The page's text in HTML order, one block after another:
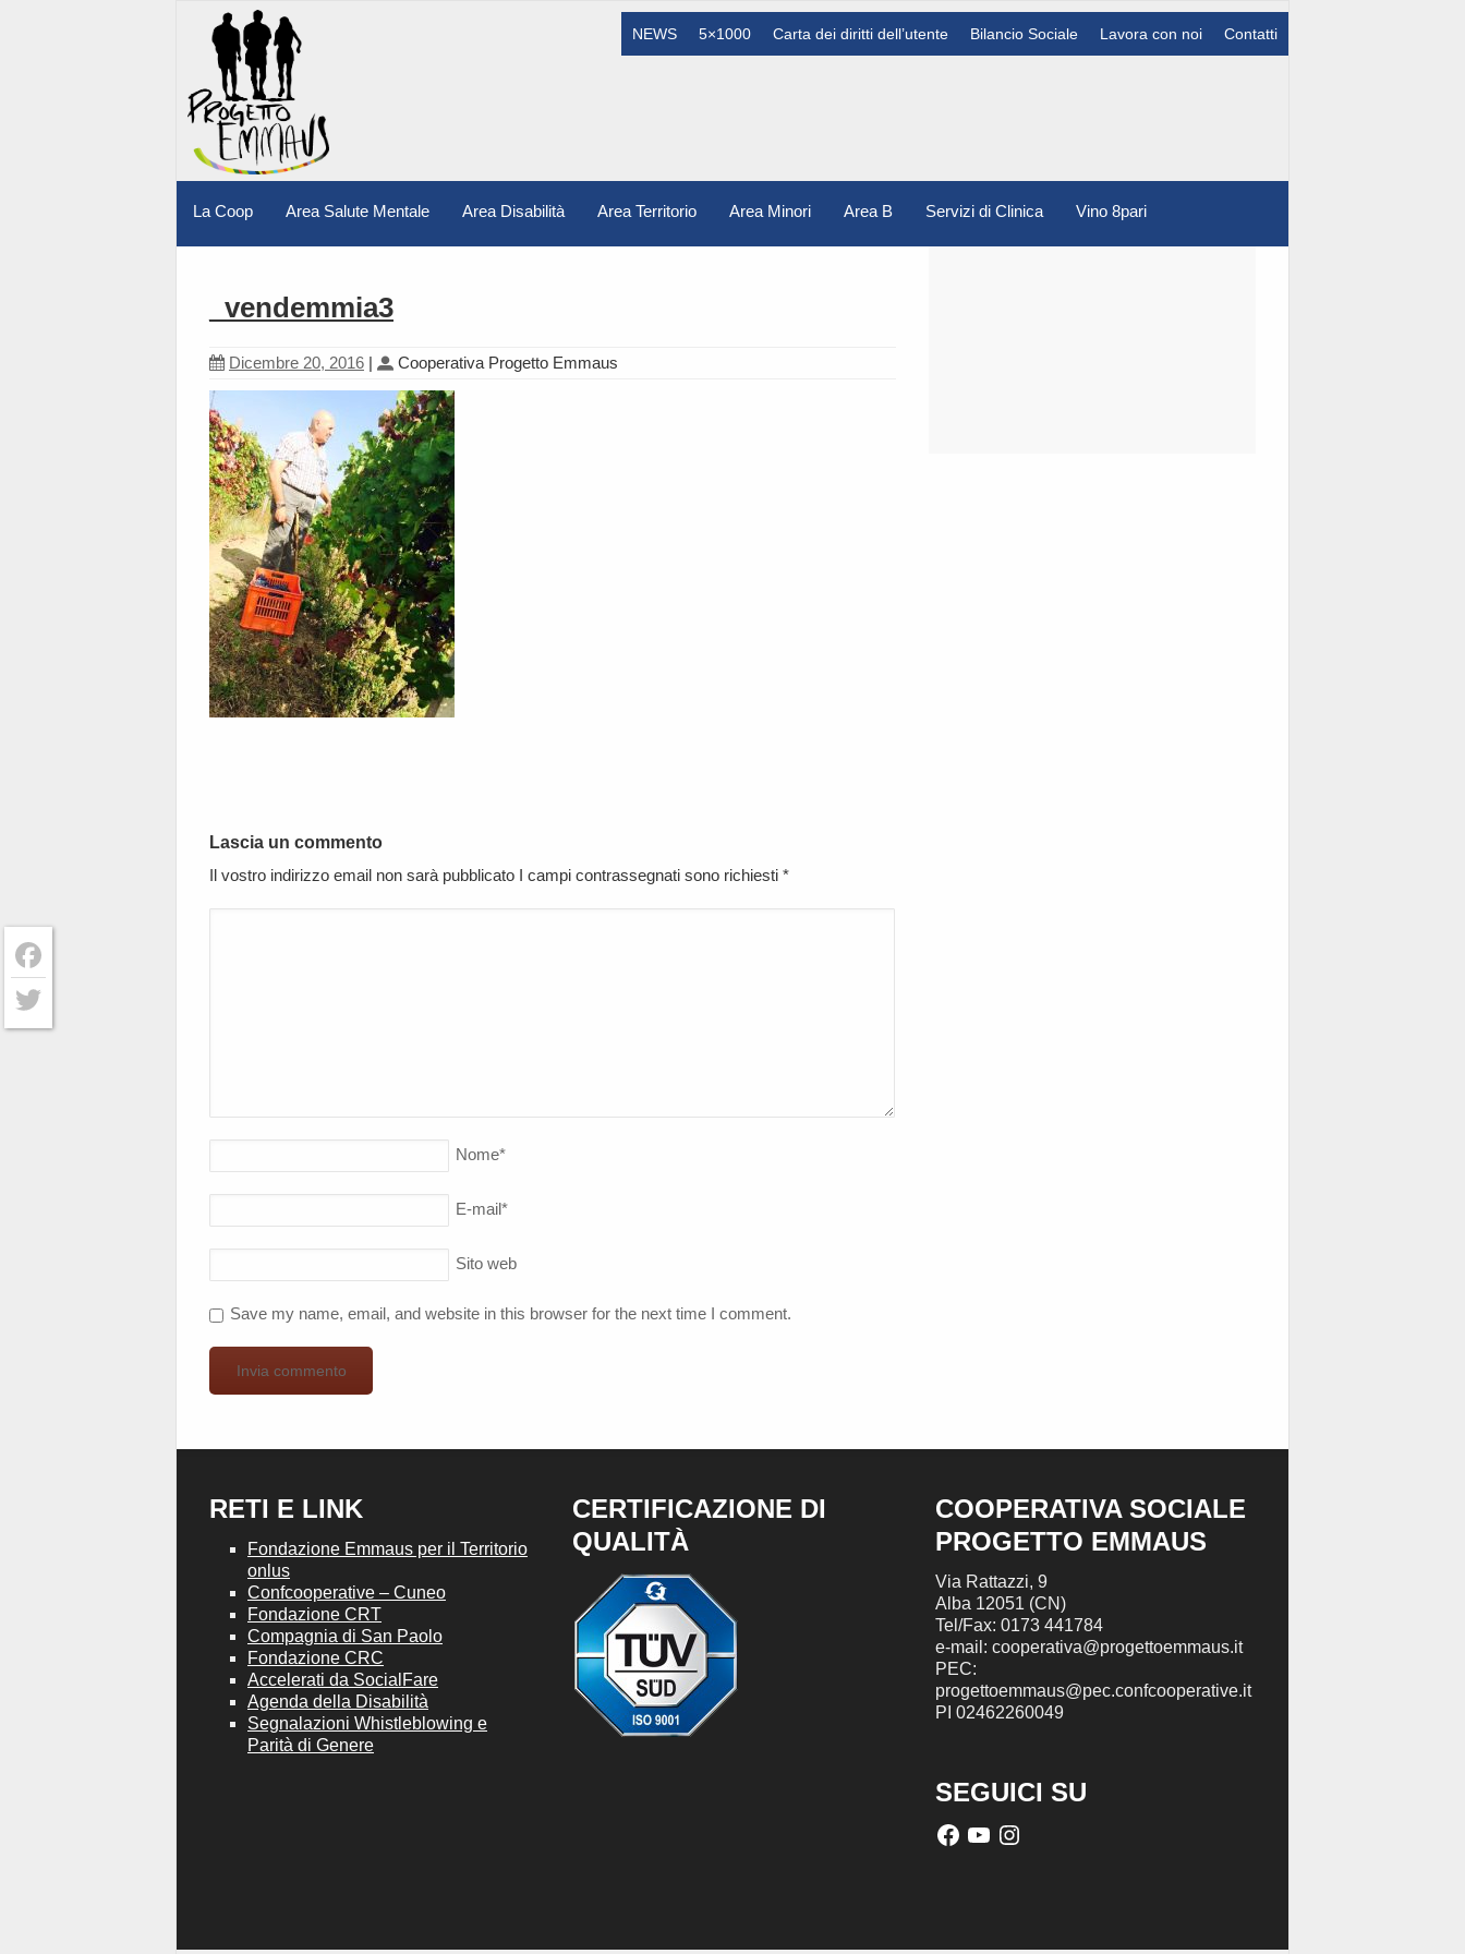
Contatti
Lavora con noi
Bilancio Sociale
Carta dei diritti dell’utente
5×1000
NEWS
La Coop Area Salute Mentale Area Disabilità Area Territorio Area Minori Area B Servizi di Clinica Vino 8pari
_vendemmia3
Dicembre 20, 2016 | Cooperativa Progetto Emmaus
Lascia un commento
Il vostro indirizzo email non sarà pubblicato I campi contrassegnati sono richiesti *
Nome*
E-mail*
Sito web
Save my name, email, and website in this browser for the next time I comment.
RETI E LINK
Fondazione Emmaus per il Territorio
onlus
Confcooperative – Cuneo
Fondazione CRT
Compagnia di San Paolo
Fondazione CRC
Accelerati da SocialFare
Agenda della Disabilità
Segnalazioni Whistleblowing e
Parità di Genere
CERTIFICAZIONE DI
QUALITÀ
COOPERATIVA SOCIALE
PROGETTO EMMAUS
Via Rattazzi, 9
Alba 12051 (CN)
Tel/Fax: 0173 441784
e-mail: cooperativa@progettoemmaus.it
PEC:
progettoemmaus@pec.confcooperative.it
PI 02462260049
SEGUICI SU
Facebook
Twitter